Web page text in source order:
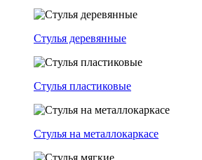
Стулья деревянные
Стулья пластиковые
Стулья на металлокаркасе